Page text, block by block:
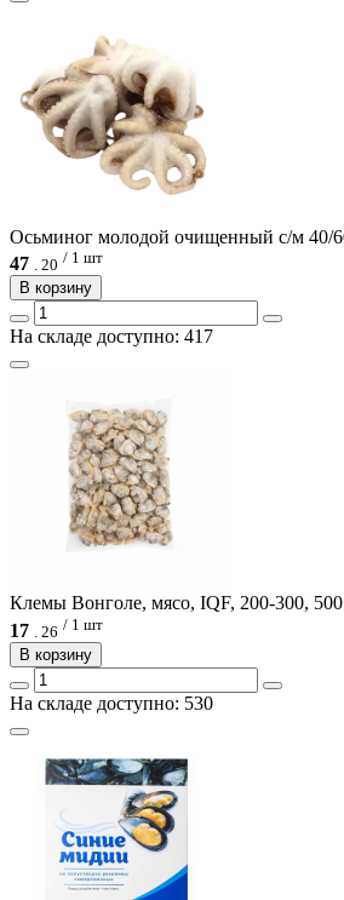
Осьминог молодой очищенный с/м 40/
47 . 20 / 1 шт
В корзину
На складе доступно: 417
Клемы Вонголе, мясо, IQF, 200-300,
17
26 / 1 шт
В корзину
На складе доступно: 530